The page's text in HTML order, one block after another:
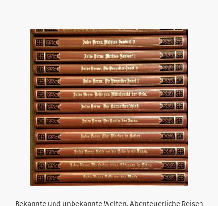
Bekannte und unbekannte Welten. Abenteuerliche Reisen